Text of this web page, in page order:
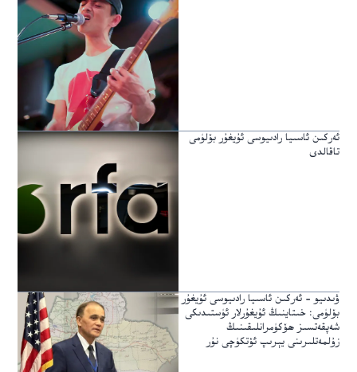
ئەركىن ئاسىيا رادىيوسى ئۇيغۇر بۆلۈمى
تاقالدى
ۋىدىيو – ئەركىن ئاسىيا رادىيوسى ئۇيغۇر
بۆلۈمى: خىتاينىڭ ئۇيغۇرلار ئۈستىدىكى
شەپقەتسىز ھۆكۈمرانلىقىنىڭ
زۇلمەتلىرىنى يېرىپ ئۆتكۈچى نۇر